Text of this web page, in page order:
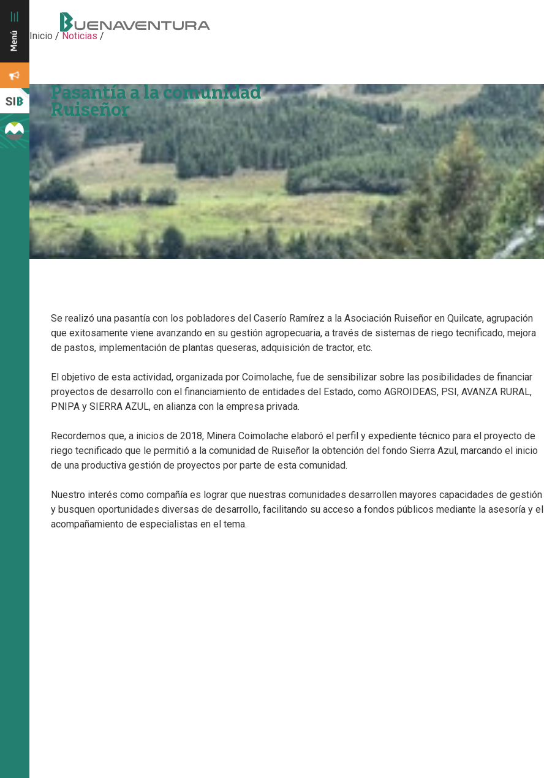
Inicio /Noticias /
Pasantía a la comunidad
Ruiseñor
Se realizó una pasantía con los pobladores del Caserío Ramírez a la Asociación Ruiseñor en Quilcate, agrupación
que exitosamente viene avanzando en su gestión agropecuaria, a través de sistemas de riego tecnificado, mejora
de pastos, implementación de plantas queseras, adquisición de tractor, etc.
El objetivo de esta actividad, organizada por Coimolache, fue de sensibilizar sobre las posibilidades de financiar
proyectos de desarrollo con el financiamiento de entidades del Estado, como AGROIDEAS, PSI, AVANZA RURAL,
PNIPA y SIERRA AZUL, en alianza con la empresa privada.
Recordemos que, a inicios de 2018, Minera Coimolache elaboró el perfil y expediente técnico para el proyecto de
riego tecnificado que le permitió a la comunidad de Ruiseñor la obtención del fondo Sierra Azul, marcando el inicio
de una productiva gestión de proyectos por parte de esta comunidad.
Nuestro interés como compañía es lograr que nuestras comunidades desarrollen mayores capacidades de gestión
y busquen oportunidades diversas de desarrollo, facilitando su acceso a fondos públicos mediante la asesoría y el
acompañamiento de especialistas en el tema.